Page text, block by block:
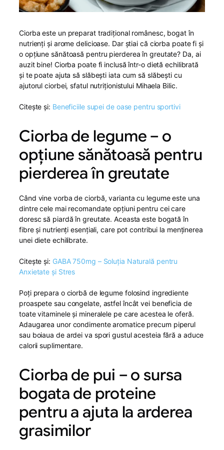
Ciorba este un preparat tradițional românesc, bogat în
nutrienți și arome delicioase. Dar știai că ciorba poate fi și
o opțiune sănătoasă pentru pierderea în greutate? Da, ai
auzit bine! Ciorba poate fi inclusă într-o dietă echilibrată
și te poate ajuta să slăbești iata cum să slăbești cu
ajutorul ciorbei, sfatul nutriționistului Mihaela Bilic.
Citește și: Beneficiile supei de oase pentru sportivi
Ciorba de legume – o
opțiune sănătoasă pentru
pierderea în greutate
Când vine vorba de ciorbă, varianta cu legume este una
dintre cele mai recomandate opțiuni pentru cei care
doresc să piardă în greutate. Aceasta este bogată în
fibre și nutrienți esențiali, care pot contribui la menținerea
unei diete echilibrate.
Citește și: GABA 750mg – Soluția Naturală pentru
Anxietate și Stres
Poți prepara o ciorbă de legume folosind ingrediente
proaspete sau congelate, astfel încât vei beneficia de
toate vitaminele și mineralele pe care acestea le oferă.
Adaugarea unor condimente aromatice precum piperul
sau boiaua de ardei va spori gustul acesteia fără a aduce
calorii suplimentare.
Ciorba de pui – o sursa
bogata de proteine
pentru a ajuta la arderea
grasimilor